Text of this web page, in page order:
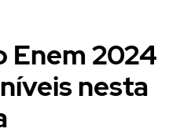
Enem 2024
nesta